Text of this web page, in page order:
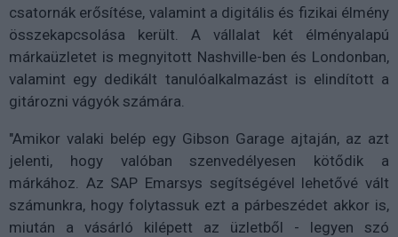
csatornák erősítése, valamint a digitális és fizikai élmény
összekapcsolása került. A vállalat két élményalapú
márkaüzletet is megnyitott Nashville-ben és Londonban,
valamint egy dedikált tanulóalkalmazást is elindított a
gitározni vágyók számára.
"Amikor valaki belép egy Gibson Garage ajtaján, az azt
jelenti, hogy valóban szenvedélyesen kötődik a
márkához. Az SAP Emarsys segítségével lehetővé vált
számunkra, hogy folytassuk ezt a párbeszédet akkor is,
miután a vásárló kilépett az üzletből - legyen szó